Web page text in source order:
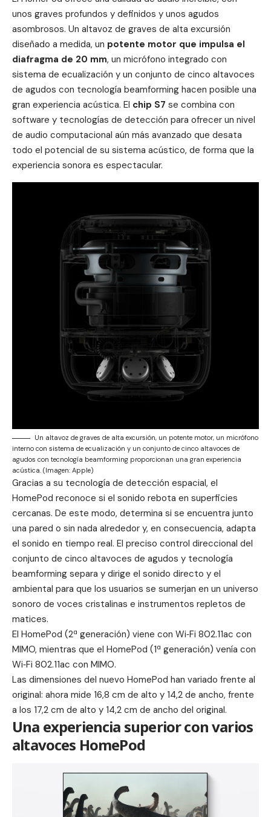
unos graves profundos y definidos y unos agudos
asombrosos. Un altavoz de graves de alta excursión
diseñado a medida, un potente motor que impulsa el
diafragma de 20 mm, un micrófono integrado con
sistema de ecualización y un conjunto de cinco altavoces
de agudos con tecnología beamforming hacen posible una
gran experiencia acústica. El chip S7 se combina con
software y tecnologías de detección para ofrecer un nivel
de audio computacional aún más avanzado que desata
todo el potencial de su sistema acústico, de forma que la
experiencia sonora es espectacular.
Un altavoz de graves de alta excursión, un potente motor, un micrófono
interno con sistema de ecualización y un conjunto de cinco altavoces de
agudos con tecnología beamforming proporcionan una gran experiencia
acústica. (Imagen: Apple)
Gracias a su tecnología de detección espacial, el
HomePod reconoce si el sonido rebota en superficies
cercanas. De este modo, determina si se encuentra junto
una pared o sin nada alrededor y, en consecuencia, adapta
el sonido en tiempo real. El preciso control direccional del
conjunto de cinco altavoces de agudos y tecnología
beamforming separa y dirige el sonido directo y el
ambiental para que los usuarios se sumerjan en un universo
sonoro de voces cristalinas e instrumentos repletos de
matices.
El HomePod (2ª generación) viene con Wi‑Fi 802.11ac con
MIMO, mientras que el HomePod (1ª generación) venía con
Wi‑Fi 802.11ac con MIMO.
Las dimensiones del nuevo HomePod han variado frente al
original: ahora mide 16,8 cm de alto y 14,2 de ancho, frente
a los 17,2 cm de alto y 14,2 cm de ancho del original.
Una experiencia superior con varios
altavoces HomePod